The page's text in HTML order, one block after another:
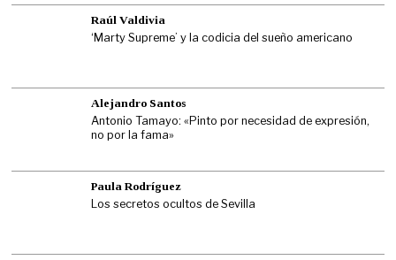
Raúl Valdivia
‘Marty Supreme’ y la codicia del sueño americano
Alejandro Santos
Antonio Tamayo: «Pinto por necesidad de expresión,
no por la fama»
Paula Rodríguez
Los secretos ocultos de Sevilla